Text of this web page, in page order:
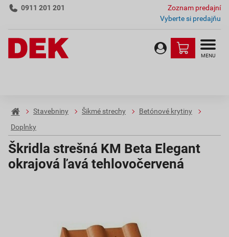
0911 201 201
Zoznam predajní
Vyberte si predajňu
MENU
Stavebniny Šikmé strechy
Betónové krytiny
Doplnky
Škridla strešná KM Beta Elegant
okrajová ľavá tehlovočervená